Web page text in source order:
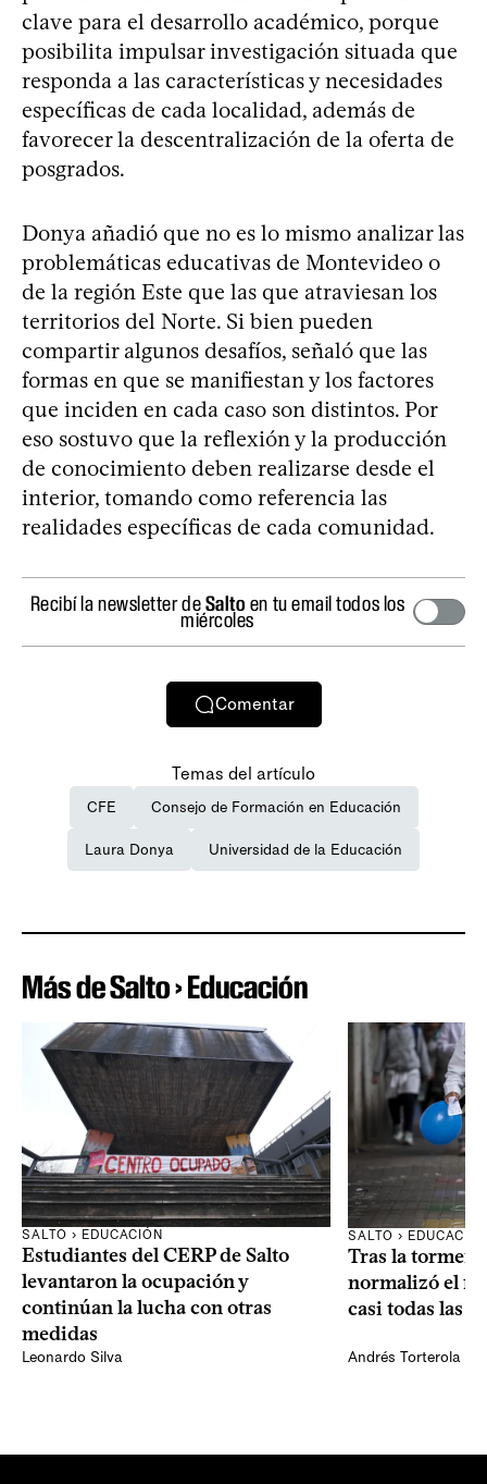
clave para el desarrollo académico, porque
posibilita impulsar investigación situada que
responda a las características y necesidades
específicas de cada localidad, además de
favorecer la descentralización de la oferta de
posgrados.
Donya añadió que no es lo mismo analizar las
problemáticas educativas de Montevideo o
de la región Este que las que atraviesan los
territorios del Norte. Si bien pueden
compartir algunos desafíos, señaló que las
formas en que se manifiestan y los factores
que inciden en cada caso son distintos. Por
eso sostuvo que la reflexión y la producción
de conocimiento deben realizarse desde el
interior, tomando como referencia las
realidades específicas de cada comunidad.
Recibí la newsletter deSalto en tu email todos los
miércoles
Comentar
Temas del artículo
CFE Consejo de Formación en Educación
Laura Donya Universidad de la Educación
Más de Salto › Educación
SALTO › EDUCACIÓN
Estudiantes del CERP de Salto
levantaron la ocupación y
continúan la lucha con otras
medidas
Leonardo Silva
SALTO ›
Tras la
normalizó el
casi todas las
Andrés Torterola